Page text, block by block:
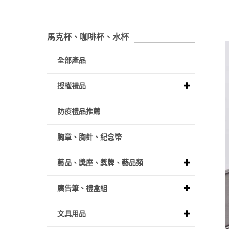
馬克杯、咖啡杯、水杯
全部產品
授權禮品
防疫禮品推薦
胸章、胸針、紀念幣
藝品、獎座、獎牌、藝品類
廣告筆、禮盒組
文具用品